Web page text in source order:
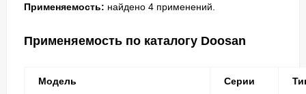
Применяемость: найдено 4 применений.
Применяемость по каталогу Doosan
Модель Серии